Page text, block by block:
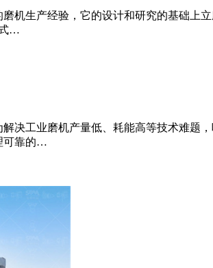
机生产经验，它的设计和研究的基础上
…
决工业磨机产量低、耗能高等技术难题
可靠的…